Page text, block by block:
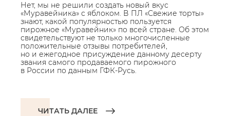
Нет, мы не решили создать новый вкус
«Муравейника» с яблоком. В ПЛ «Свежие торты»
знают, какой популярностью пользуется
пирожное «Муравейник» по всей стране. Об этом
свидетельствуют не только многочисленные
положительные отзывы потребителей,
но и ежегодное присуждение данному десерту
звания самого продаваемого пирожного
в России по данным ГФК-Русь.
ЧИТАТЬ ДАЛЕЕ